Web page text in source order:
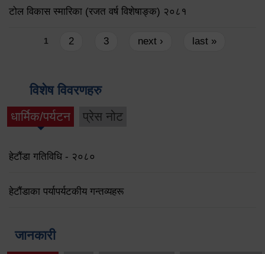
टोल विकास स्मारिका (रजत वर्ष विशेषाङ्क) २०८१
Pages
1 2 3 next › last »
विशेष विवरणहरु
धार्मिक/पर्यटन प्रेस नोट
हेटौंडा गतिविधि - २०८०
हेटौंडाका पर्यापर्यटकीय गन्तव्यहरू
जानकारी